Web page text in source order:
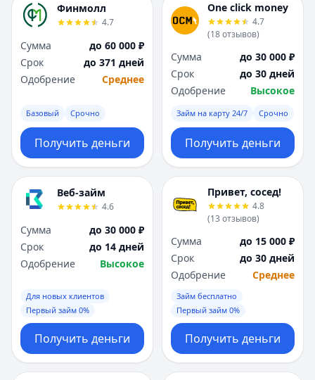
Финмолл
4.7
Сумма
до 60 000 ₽
Срок
до 371 дней
Одобрение
Среднее
Базовый Срочно
Получить деньги
One click money
4.7
(18отзывов)
Сумма
до 30 000 ₽
Срок
до 30 дней
Одобрение
Высокое
Займ на карту 24/7 Срочно
Получить деньги
Веб-займ
4.6
Сумма
до 30 000 ₽
Срок
до 14 дней
Одобрение
Высокое
Для новых клиентов
Первый займ 0%
Получить деньги
Привет, сосед!
4.8
(13 отзывов)
Сумма
до 15 000 ₽
Срок
до 30 дней
Одобрение
Среднее
Займ бесплатно
Первый займ 0%
Получить деньги